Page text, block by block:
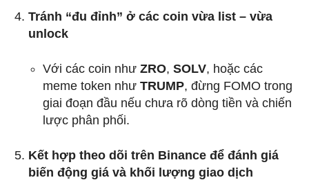
Tránh “đu đỉnh” ở các coin vừa list – vừa
unlock
Với các coin như ZRO, SOLV, hoặc các
meme token như TRUMP, đừng FOMO trong
giai đoạn đầu nếu chưa rõ dòng tiền và chiến
lược phân phối.
Kết hợp theo dõi trên Binance để đánh giá
biến động giá và khối lượng giao dịch